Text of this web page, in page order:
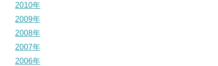
2010年
2009年
2008年
2007年
2006年